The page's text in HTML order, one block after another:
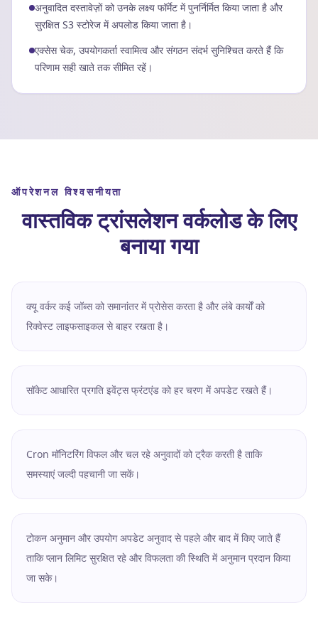
अनुवादित दस्तावेज़ों को उनके लक्ष्य फॉर्मेट में पुनर्निर्मित किया जाता है और
सुरक्षित S3 स्टोरेज में अपलोड किया जाता है।
एक्सेस चेक, उपयोगकर्ता स्वामित्व और संगठन संदर्भ सुनिश्चित करते हैं कि
परिणाम सही खाते तक सीमित रहें।
ऑपरेशनल विश्वसनीयता
वास्तविक ट्रांसलेशन वर्कलोड के लिए
बनाया गया
क्यू वर्कर कई जॉब्स को समानांतर में प्रोसेस करता है और लंबे कार्यों को
रिक्वेस्ट लाइफसाइकल से बाहर रखता है।
सॉकेट आधारित प्रगति इवेंट्स फ्रंटएंड को हर चरण में अपडेट रखते हैं।
Cron मॉनिटरिंग विफल और चल रहे अनुवादों को ट्रैक करती है ताकि
समस्याएं जल्दी पहचानी जा सकें।
टोकन अनुमान और उपयोग अपडेट अनुवाद से पहले और बाद में किए जाते हैं
ताकि प्लान लिमिट सुरक्षित रहे और विफलता की स्थिति में अनुमान प्रदान किया
जा सके।